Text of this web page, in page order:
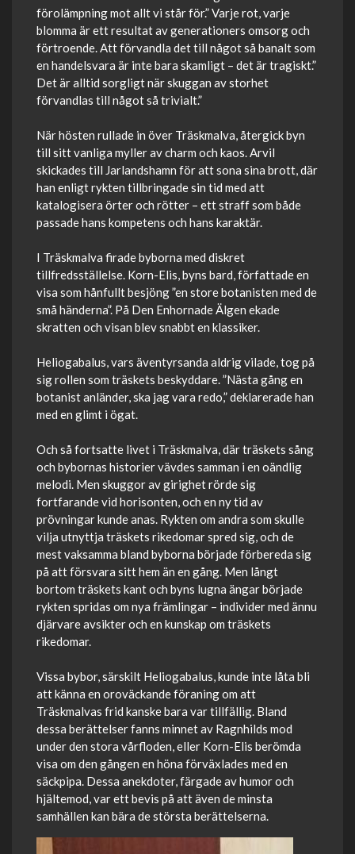
förolämpning mot allt vi står för.” Varje rot, varje
blomma är ett resultat av generationers omsorg och
förtroende. Att förvandla det till något så banalt som
en handelsvara är inte bara skamligt – det är tragiskt.”
Det är alltid sorgligt när skuggan av storhet
förvandlas till något så trivialt.”
När hösten rullade in över Träskmalva, återgick byn
till sitt vanliga myller av charm och kaos. Arvil
skickades till Jarlandshamn för att sona sina brott, där
han enligt rykten tillbringade sin tid med att
katalogisera örter och rötter – ett straff som både
passade hans kompetens och hans karaktär.
I Träskmalva firade byborna med diskret
tillfredsställelse. Korn-Elis, byns bard, författade en
visa som hånfullt besjöng ”en store botanisten med de
små händerna”. På Den Enhornade Älgen ekade
skratten och visan blev snabbt en klassiker.
Heliogabalus, vars äventyrsanda aldrig vilade, tog på
sig rollen som träskets beskyddare. ”Nästa gång en
botanist anländer, ska jag vara redo,” deklarerade han
med en glimt i ögat.
Och så fortsatte livet i Träskmalva, där träskets sång
och bybornas historier vävdes samman i en oändlig
melodi. Men skuggor av girighet rörde sig
fortfarande vid horisonten, och en ny tid av
prövningar kunde anas. Rykten om andra som skulle
vilja utnyttja träskets rikedomar spred sig, och de
mest vaksamma bland byborna började förbereda sig
på att försvara sitt hem än en gång. Men långt
bortom träskets kant och byns lugna ängar började
rykten spridas om nya främlingar – individer med ännu
djärvare avsikter och en kunskap om träskets
rikedomar.
Vissa bybor, särskilt Heliogabalus, kunde inte låta bli
att känna en oroväckande föraning om att
Träskmalvas frid kanske bara var tillfällig. Bland
dessa berättelser fanns minnet av Ragnhilds mod
under den stora vårfloden, eller Korn-Elis berömda
visa om den gången en höna förväxlades med en
säckpipa. Dessa anekdoter, färgade av humor och
hjältemod, var ett bevis på att även de minsta
samhällen kan bära de största berättelserna.